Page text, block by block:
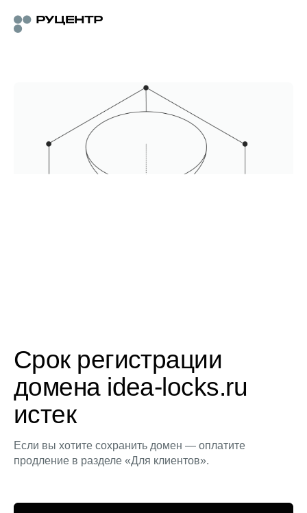
Срок регистрации
домена idea-locks.ru
истек
Если вы хотите сохранить домен — оплатите
продление в разделе «Для клиентов».